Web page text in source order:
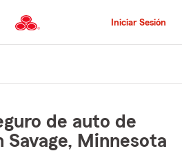
al
contenido
principal
Iniciar Sesión
de auto de
Savage, Minnesota